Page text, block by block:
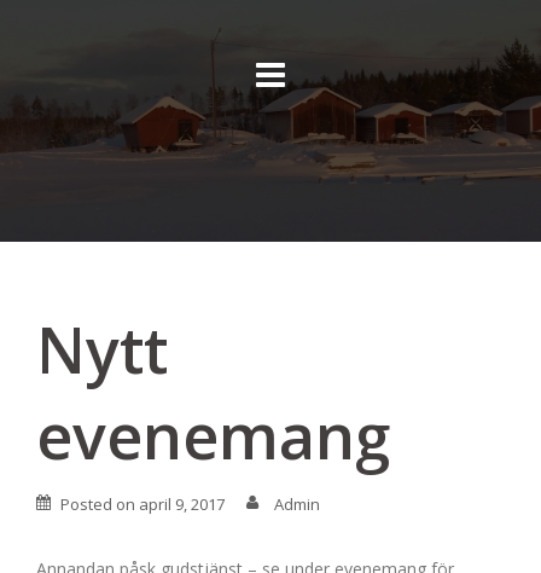
Nytt
evenemang
Posted on april 9, 2017 Admin